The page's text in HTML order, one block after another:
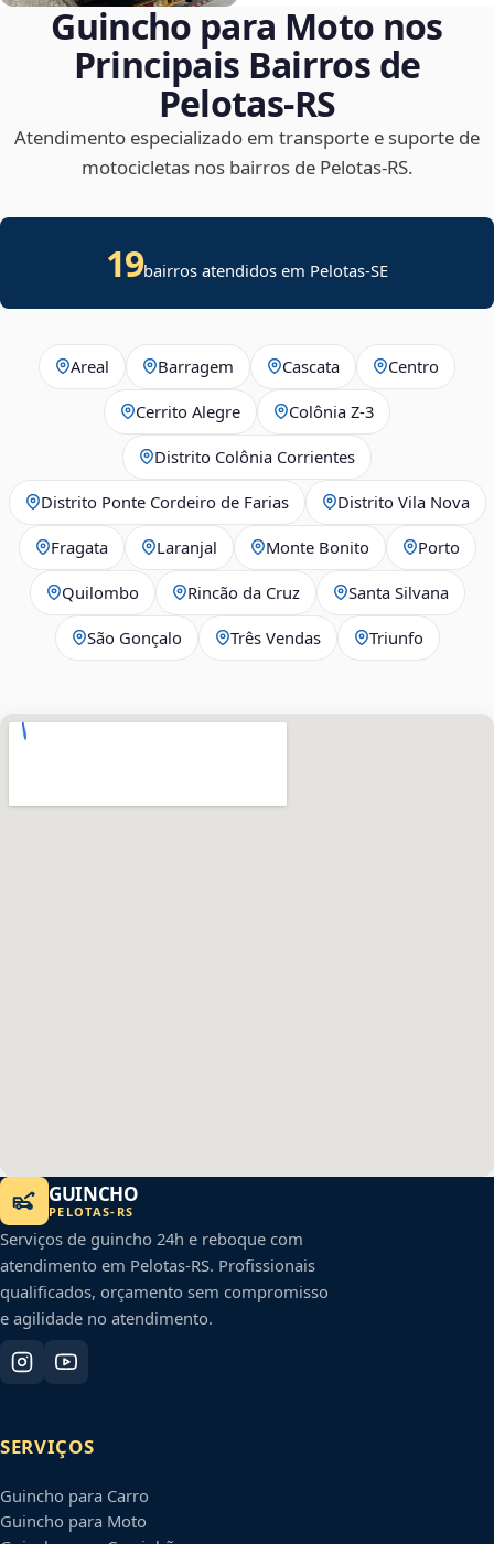
Guincho para Moto nos
Principais Bairros de
Pelotas‑RS
Atendimento especializado em transporte e suporte de
motocicletas nos bairros de Pelotas‑RS.
19bairros atendidos em Pelotas-SE
Areal Barragem Cascata Centro
Cerrito Alegre Colônia Z-3
Distrito Colônia Corrientes
Distrito Ponte Cordeiro de Farias Distrito Vila Nova
Fragata Laranjal Monte Bonito Porto
Quilombo Rincão da Cruz Santa Silvana
São Gonçalo Três Vendas Triunfo
GUINCHO
PELOTAS- RS
Serviços de guincho 24h e reboque com
atendimento em Pelotas-RS. Profissionais
qualificados, orçamento sem compromisso
e agilidade no atendimento.
SERVIÇOS
Guincho para Carro
Guincho para Moto